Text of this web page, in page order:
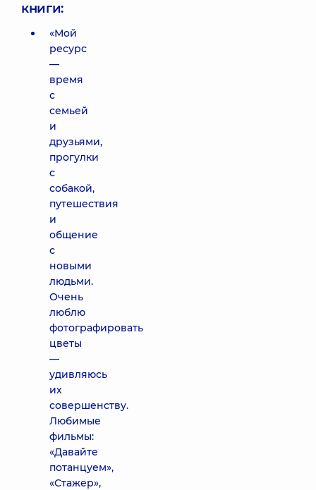
книги:
«Мой
ресурс
—
время
с
семьей
и
друзьями,
прогулки
с
собакой,
путешествия
и
общение
с
новыми
людьми.
Очень
люблю
фотографировать
цветы
—
удивляюсь
их
совершенству.
Любимые
фильмы:
«Давайте
потанцуем»,
«Стажер»,